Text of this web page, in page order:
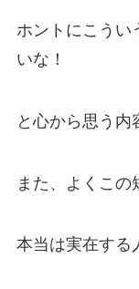
ホントにこうい
いな！
と心から思う内
また、よくこの
本当は実在する